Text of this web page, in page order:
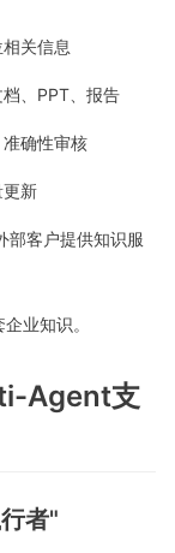
关信息
档、PPT、报告
准确性审核
更新
部客户提供知识服
业知识。
Agent支
者"